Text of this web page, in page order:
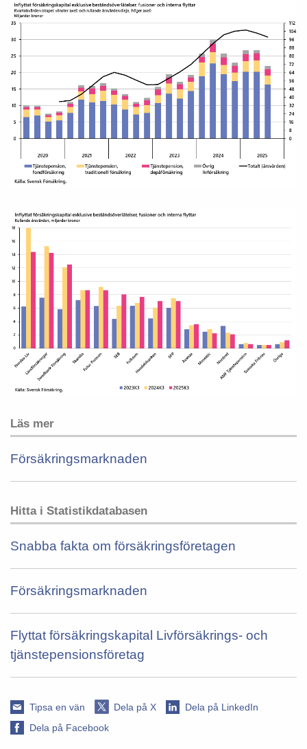
Läs mer
Försäkringsmarknaden
Hitta i Statistikdatabasen
Snabba fakta om försäkringsföretagen
Försäkringsmarknaden
Flyttat försäkringskapital Livförsäkrings- och
tjänstepensionsföretag
Tipsa en vän Dela på X
Dela på LinkedIn
Dela på Facebook